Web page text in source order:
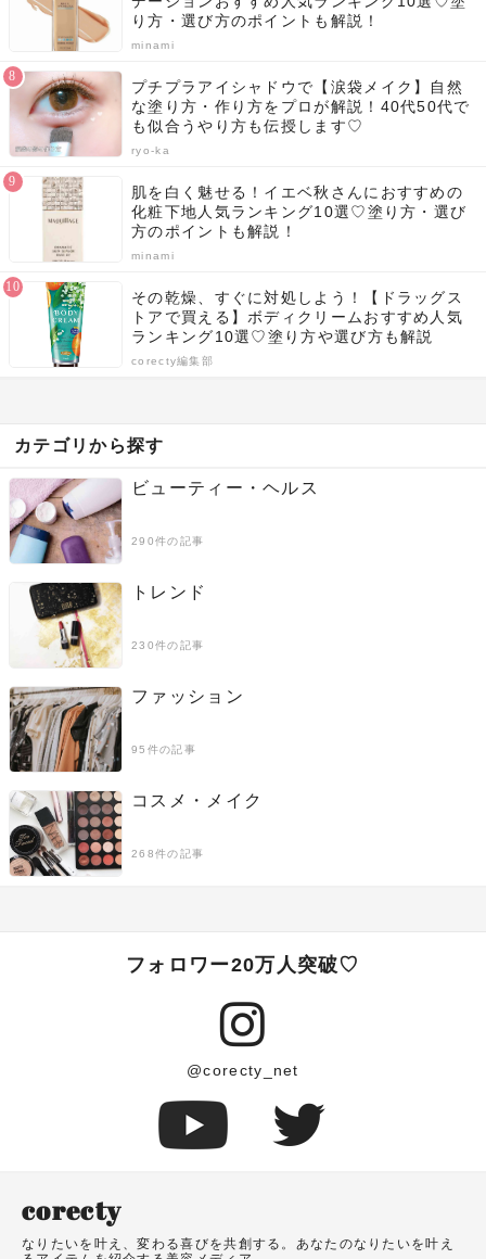
り方・選び方のポイントも解説！
minami
プチプラアイシャドウで【涙袋メイク】自然
な塗り方・作り方をプロが解説！40代50代で
も似合うやり方も伝授します♡
ryo-ka
肌を白く魅せる！イエベ秋さんにおすすめの
化粧下地人気ランキング10選♡塗り方・選び
方のポイントも解説！
minami
その乾燥、すぐに対処しよう！【ドラッグス
トアで買える】ボディクリームおすすめ人気
ランキング10選♡塗り方や選び方も解説
corecty編集部
カテゴリから探す
ビューティー・ヘルス
290件の記事
トレンド
230件の記事
ファッション
95件の記事
コスメ・メイク
268件の記事
フォロワー20万人突破♡
@corecty_net
corecty
なりたいを叶え、変わる喜びを共創する。あなたのなりたいを叶え